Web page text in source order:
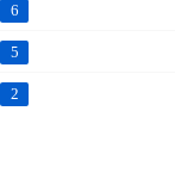
6
5
2